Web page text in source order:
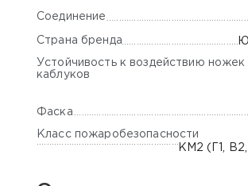
Соединение
Страна бренда
Устойчивость к воздействию ножек
каблуков
Фаска
Класс пожаробезопасности
КМ2 (Г1,